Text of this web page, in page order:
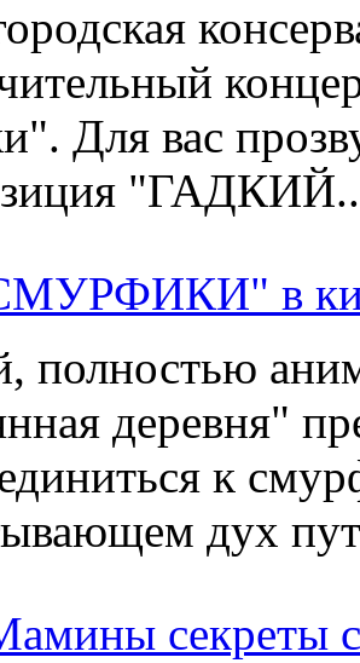
Для вас
в
полностью
деревня"
к
дух
секреты